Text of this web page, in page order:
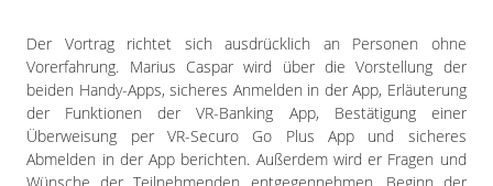
Der Vortrag richtet sich ausdrücklich an Personen ohne
Vorerfahrung. Marius Caspar wird über die Vorstellung der
beiden Handy-Apps, sicheres Anmelden in der App, Erläuterung
der Funktionen der VR-Banking App, Bestätigung einer
Überweisung per VR-Securo Go Plus App und sicheres
Abmelden in der App berichten. Außerdem wird er Fragen und